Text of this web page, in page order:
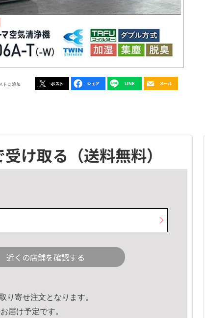
トに追加
受け取る （送料無料）
近くの店舗を確認する
り寄せ注文となります。
届け予定です。